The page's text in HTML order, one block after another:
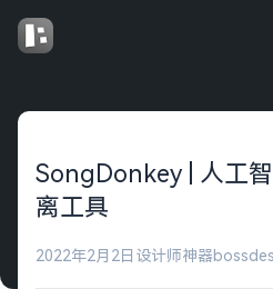
SongDonkey | 人工
离工具
2022年2月2日 设计师神器